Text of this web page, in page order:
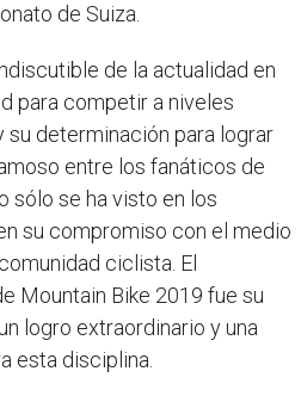
de Suiza.
de la actualidad en
para competir a niveles
determinación para lograr
entre los fanáticos de
sólo se ha visto en los
su compromiso con el medio
ciclista. El
Mountain Bike 2019 fue su
logro extraordinario y una
esta disciplina.